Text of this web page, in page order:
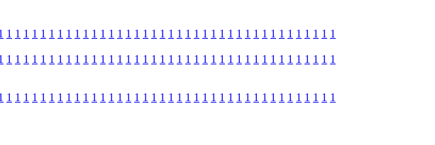
1 1 1 1 1 1 1 1 1 1 1 1 1 1 1 1 1 1 1 1 1 1 1 1 1 1 1 1 1 1 1 1 1 1 1 1 1 1 1
1 1 1 1 1 1 1 1 1 1 1 1 1 1 1 1 1 1 1 1 1 1 1 1 1 1 1 1 1 1 1 1 1 1 1 1 1 1 1
1 1 1 1 1 1 1 1 1 1 1 1 1 1 1 1 1 1 1 1 1 1 1 1 1 1 1 1 1 1 1 1 1 1 1 1 1 1 1